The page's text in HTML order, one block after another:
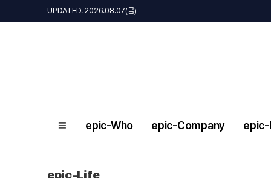
UPDATED. 2026.08.07(금)
epic-Who epic-Company
epic-Life